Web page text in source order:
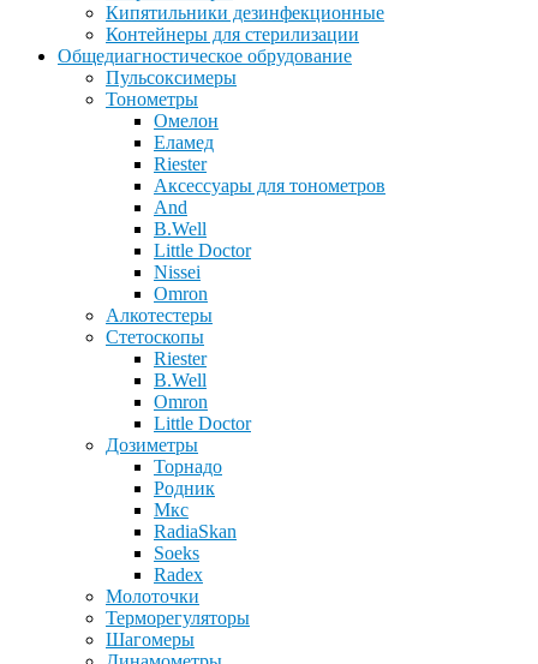
Кипятильники дезинфекционные
Контейнеры для стерилизации
Общедиагностическое обрудование
Пульсоксимеры
Тонометры
Омелон
Еламед
Riester
Аксессуары для тонометров
And
B.Well
Little Doctor
Nissei
Omron
Алкотестеры
Стетоскопы
Riester
B.Well
Omron
Little Doctor
Дозиметры
Торнадо
Родник
Мкс
RadiaSkan
Soeks
Radex
Молоточки
Терморегуляторы
Шагомеры